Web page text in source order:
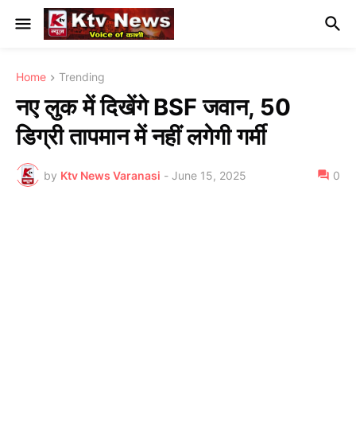
Home Trending
नए लुक में दिखेंगे BSF जवान, 50
डिग्री तापमान में नहीं लगेगी गर्मी
by Ktv News Varanasi - June 15, 2025 0